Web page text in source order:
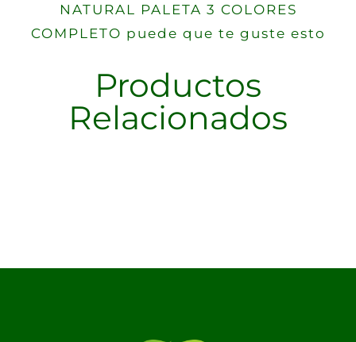
NATURAL PALETA 3 COLORES
COMPLETO puede que te guste esto
Productos
Relacionados